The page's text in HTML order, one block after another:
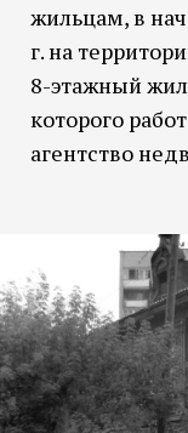
жильцам, в
г. на
8-этажный
которого
агентство